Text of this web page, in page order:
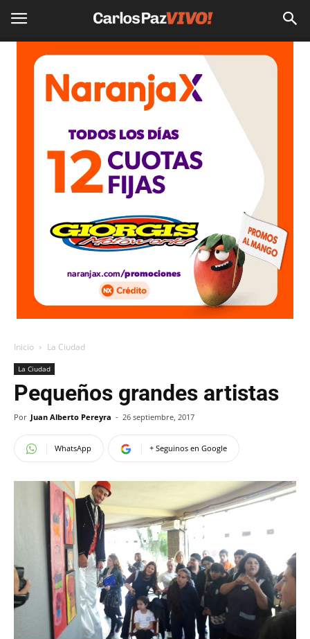
Inicio La Ciudad
La Ciudad
Pequeños grandes artistas
Por Juan Alberto Pereyra - 26 septiembre, 2017
WhatsApp + Seguinos en Google